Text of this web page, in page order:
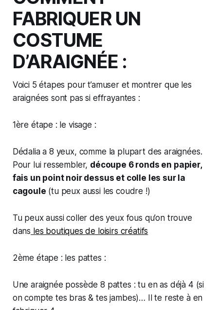
FABRIQUER UN
COSTUME
D’ARAIGNÉE :
Voici 5 étapes pour t’amuser et montrer que les
araignées sont pas si effrayantes :
1ère étape : le visage :
Dédalia a 8 yeux, comme la plupart des araignées.
Pour lui ressembler, découpe 6 ronds en papier,
fais un point noir dessus et colle les sur la
cagoule (tu peux aussi les coudre !)
Tu peux aussi coller des yeux fous qu’on trouve
dans les boutiques de loisirs créatifs
2ème étape : les pattes :
Une araignée possède 8 pattes : tu en as déjà 4 (si
on compte tes bras & tes jambes)… Il te reste à en